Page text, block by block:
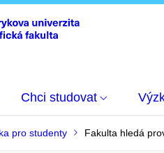
Chci studovat
pro studenty Fakulta hledá